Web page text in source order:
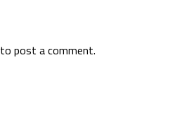
to post a comment.